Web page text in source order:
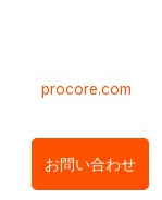
procore.com
お問い合わせ